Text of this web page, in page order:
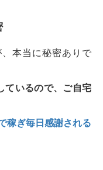
本当に秘密ありで
ているので、ご自宅
稼ぎ毎日感謝される